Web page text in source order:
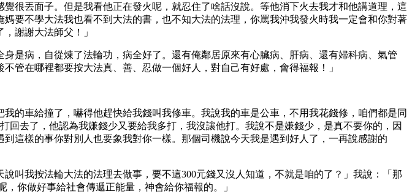
很丟面子。但是我看他正在發火呢，就忍住了啥話沒說。等他消下火去我才和他講道理，這
要不學大法我也看不到大法的書，也不知大法的法理，你罵我沖我發火時我一定會和你對著
謝謝大法師父！」
是病，自從煉了法輪功，病全好了。還有俺鄰居原來有心臟病、肝病、還有婦科病、氣管
管在哪裡都要按大法真、善、忍做一個好人，對自己有好處，會得福報！」
的車給撞了，嚇得他趕快給我錢叫我修車。我說我的車是公車，不用我花錢修，咱們都是同
去了，他認為我嫌錢少又要給我多打，我沒讓他打。我說不是嫌錢少，是真不要你的，因
這樣的事你對別人也要象我對你一樣。那個司機說今天我是遇到好人了，一再說感謝的
叫我按法輪大法的法理去做事，要不這300元錢又沒人知道，不就是咱的了？」我說：「那
你做好事給社會傳遞正能量，神會給你福報的。」